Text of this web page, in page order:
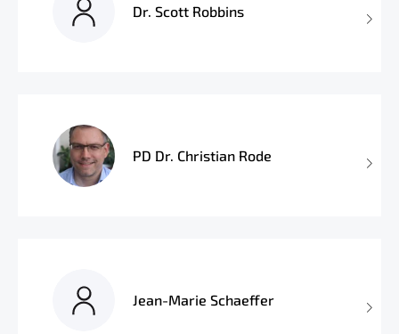
Dr. Scott Robbins
PD Dr. Christian Rode
Jean-Marie Schaeffer